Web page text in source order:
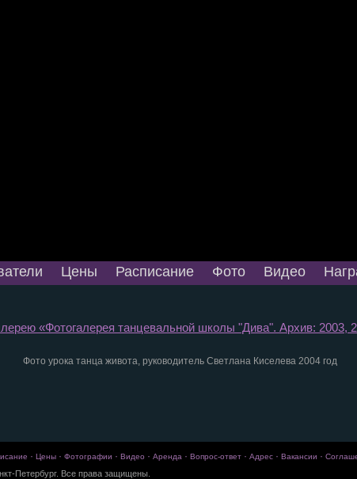
Цены Расписание Фото Видео
«Фотогалерея танцевальной школы "Дива". Архив: 2003,
Фото урока танца живота, руководитель Светлана Киселева 2004 год
· Цены· Фотографии · Видео · Аренда· Вопрос-ответ· Адрес· Вакансии ·
Петербург. Все права защищены.